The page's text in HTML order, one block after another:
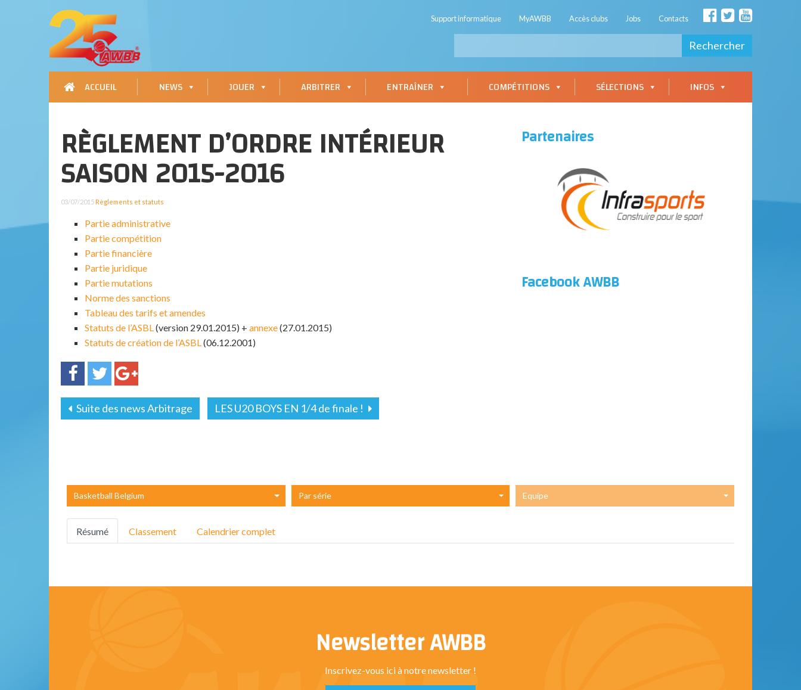
Support informatique MyAWBB Accès clubs Jobs Contacts
Rechercher
ACCUEIL NEWS JOUER ARBITRER ENTRAÎNER COMPÉTITIONS SÉLECTIONS INFOS
RÈGLEMENT D’ORDRE INTÉRIEUR
SAISON 2015-2016
03/07/2015Règlements et statuts
Partie administrative
Partie compétition
Partie financière
Partie juridique
Partie mutations
Norme des sanctions
Tableau des tarifs et amendes
Statuts de l’ASBL (version 29.01.2015) + annexe(27.01.2015)
Statuts de création de l’ASBL (06.12.2001)
Suite des news Arbitrage LES U20 BOYS EN 1/4 de finale !
Partenaires
Facebook AWBB
Basketball Belgium Par série Equipe
Résumé Classement Calendrier complet
Newsletter AWBB
Inscrivez-vous ici à notre newsletter !